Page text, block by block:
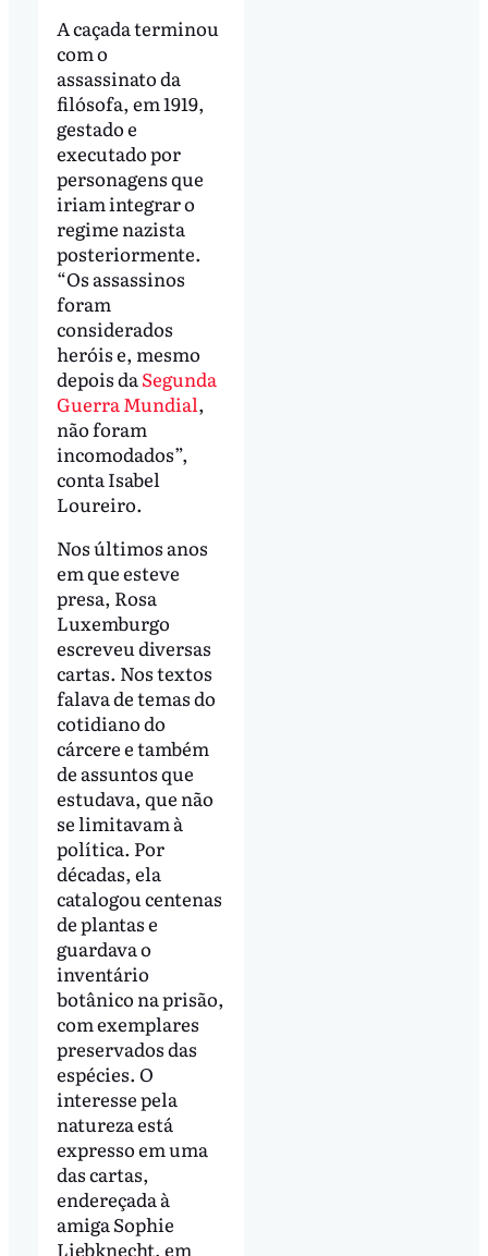
A caçada terminou
com o
assassinato da
filósofa, em 1919,
gestado e
executado por
personagens que
iriam integrar o
regime nazista
posteriormente.
“Os assassinos
foram
considerados
heróis e, mesmo
depois da Segunda
Guerra Mundial,
não foram
incomodados”,
conta Isabel
Loureiro.
Nos últimos anos
em que esteve
presa, Rosa
Luxemburgo
escreveu diversas
cartas. Nos textos
falava de temas do
cotidiano do
cárcere e também
de assuntos que
estudava, que não
se limitavam à
política. Por
décadas, ela
catalogou centenas
de plantas e
guardava o
inventário
botânico na prisão,
com exemplares
preservados das
espécies. O
interesse pela
natureza está
expresso em uma
das cartas,
endereçada à
amiga Sophie
Liebknecht, em